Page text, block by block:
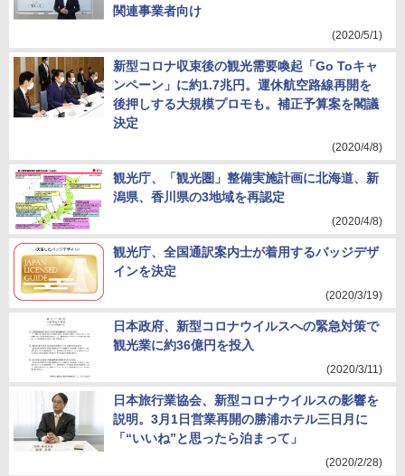
関連事業者向け
(2020/5/1)
新型コロナ収束後の観光需要喚起「Go Toキャ
ンペーン」に約1.7兆円。運休航空路線再開を
後押しする大規模プロモも。補正予算案を閣議
決定
(2020/4/8)
観光庁、「観光圏」整備実施計画に北海道、新
潟県、香川県の3地域を再認定
(2020/4/8)
観光庁、全国通訳案内士が着用するバッジデザ
インを決定
(2020/3/19)
日本政府、新型コロナウイルスへの緊急対策で
観光業に約36億円を投入
(2020/3/11)
日本旅行業協会、新型コロナウイルスの影響を
説明。3月1日営業再開の勝浦ホテル三日月に
「“いいね”と思ったら泊まって」
(2020/2/28)